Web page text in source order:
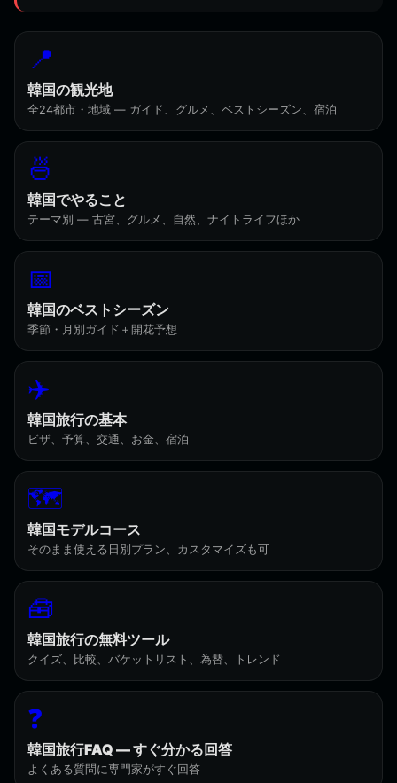
📍
韓国の観光地
全24都市・地域 — ガイド、グルメ、ベストシーズン、宿泊
🍜
韓国でやること
テーマ別 — 古宮、グルメ、自然、ナイトライフほか
📅
韓国のベストシーズン
季節・月別ガイド＋開花予想
✈️
韓国旅行の基本
ビザ、予算、交通、お金、宿泊
🗺️
韓国モデルコース
そのまま使える日別プラン、カスタマイズも可
🧰
韓国旅行の無料ツール
クイズ、比較、バケットリスト、為替、トレンド
❓
韓国旅行FAQ — すぐ分かる回答
よくある質問に専門家がすぐ回答